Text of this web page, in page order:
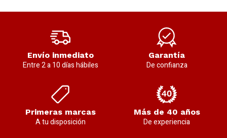
Envío inmediato
Entre 2 a 10 días hábiles
Garantía
De confianza
Primeras marcas
A tu disposición
Más de 40 años
De experiencia